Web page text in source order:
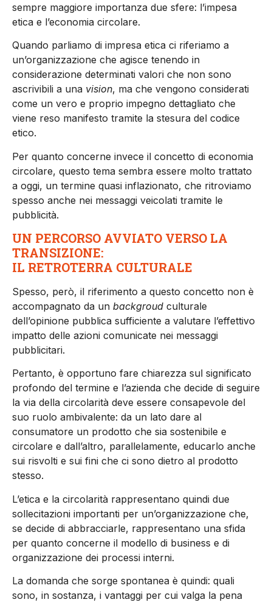
sempre maggiore importanza due sfere: l’impesa
etica e l’economia circolare.
Quando parliamo di impresa etica ci riferiamo a
un’organizzazione che agisce tenendo in
considerazione determinati valori che non sono
ascrivibili a una vision, ma che vengono considerati
come un vero e proprio impegno dettagliato che
viene reso manifesto tramite la stesura del codice
etico.
Per quanto concerne invece il concetto di economia
circolare, questo tema sembra essere molto trattato
a oggi, un termine quasi inflazionato, che ritroviamo
spesso anche nei messaggi veicolati tramite le
pubblicità.
UN PERCORSO AVVIATO VERSO LA
TRANSIZIONE:
IL RETROTERRA CULTURALE
Spesso, però, il riferimento a questo concetto non è
accompagnato da un backgroud culturale
dell’opinione pubblica sufficiente a valutare l’effettivo
impatto delle azioni comunicate nei messaggi
pubblicitari.
Pertanto, è opportuno fare chiarezza sul significato
profondo del termine e l’azienda che decide di seguire
la via della circolarità deve essere consapevole del
suo ruolo ambivalente: da un lato dare al
consumatore un prodotto che sia sostenibile e
circolare e dall’altro, parallelamente, educarlo anche
sui risvolti e sui fini che ci sono dietro al prodotto
stesso.
L’etica e la circolarità rappresentano quindi due
sollecitazioni importanti per un’organizzazione che,
se decide di abbracciarle, rappresentano una sfida
per quanto concerne il modello di business e di
organizzazione dei processi interni.
La domanda che sorge spontanea è quindi: quali
sono, in sostanza, i vantaggi per cui valga la pena